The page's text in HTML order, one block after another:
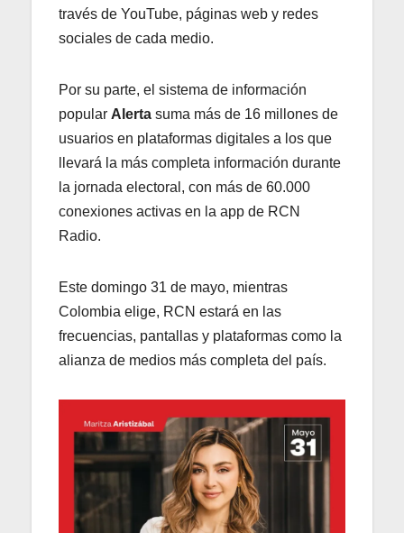
través de YouTube, páginas web y redes
sociales de cada medio.
Por su parte, el sistema de información
popular Alerta suma más de 16 millones de
usuarios en plataformas digitales a los que
llevará la más completa información durante
la jornada electoral, con más de 60.000
conexiones activas en la app de RCN
Radio.
Este domingo 31 de mayo, mientras
Colombia elige, RCN estará en las
frecuencias, pantallas y plataformas como la
alianza de medios más completa del país.